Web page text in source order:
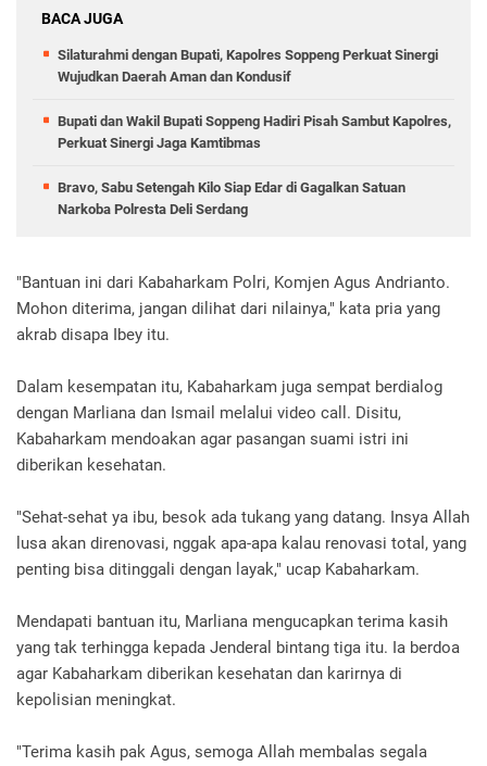
BACA JUGA
Silaturahmi dengan Bupati, Kapolres Soppeng Perkuat Sinergi
Wujudkan Daerah Aman dan Kondusif
Bupati dan Wakil Bupati Soppeng Hadiri Pisah Sambut Kapolres,
Perkuat Sinergi Jaga Kamtibmas
Bravo, Sabu Setengah Kilo Siap Edar di Gagalkan Satuan
Narkoba Polresta Deli Serdang
"Bantuan ini dari Kabaharkam Polri, Komjen Agus Andrianto.
Mohon diterima, jangan dilihat dari nilainya," kata pria yang
akrab disapa Ibey itu.
Dalam kesempatan itu, Kabaharkam juga sempat berdialog
dengan Marliana dan Ismail melalui video call. Disitu,
Kabaharkam mendoakan agar pasangan suami istri ini
diberikan kesehatan.
"Sehat-sehat ya ibu, besok ada tukang yang datang. Insya Allah
lusa akan direnovasi, nggak apa-apa kalau renovasi total, yang
penting bisa ditinggali dengan layak," ucap Kabaharkam.
Mendapati bantuan itu, Marliana mengucapkan terima kasih
yang tak terhingga kepada Jenderal bintang tiga itu. Ia berdoa
agar Kabaharkam diberikan kesehatan dan karirnya di
kepolisian meningkat.
"Terima kasih pak Agus, semoga Allah membalas segala